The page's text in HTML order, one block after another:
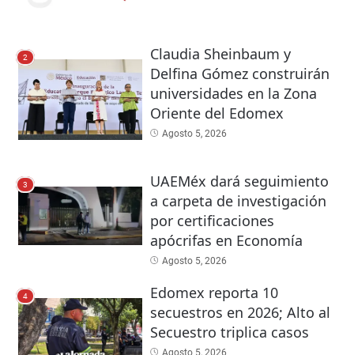
2
Claudia Sheinbaum y
Delfina Gómez construirán
universidades en la Zona
Oriente del Edomex
Agosto 5, 2026
3
UAEMéx dará seguimiento
a carpeta de investigación
por certificaciones
apócrifas en Economía
Agosto 5, 2026
4
Edomex reporta 10
secuestros en 2026; Alto al
Secuestro triplica casos
Agosto 5, 2026